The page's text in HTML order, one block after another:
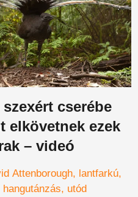
cserébe
elkövetnek ezek
– videó
Attenborough lantfarkú
hangutánzás utód